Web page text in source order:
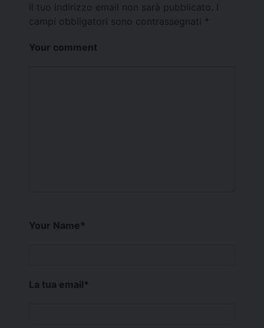
Il tuo indirizzo email non sarà pubblicato.
campi obbligatori sono contrassegnati *
Your comment
Your Name*
La tua email*